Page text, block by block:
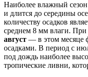
Наиболее влажный сезон
и длится до середины
количеству осадков
среднем 8 мм влаги. При
август — в этом месяце
осадками. В период с
под дождь наиболее
тропические ливни,